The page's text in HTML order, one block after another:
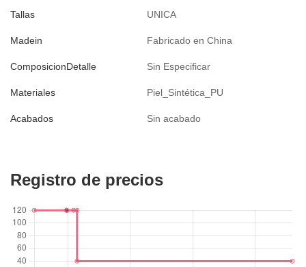
Tallas UNICA
Madein Fabricado en China
ComposicionDetalle Sin Especificar
Materiales Piel_Sintética_PU
Acabados Sin acabado
Registro de precios